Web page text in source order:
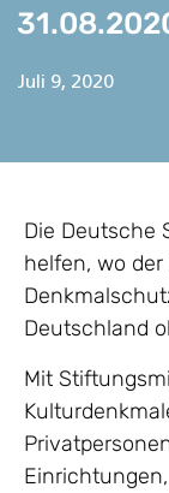
Juli 9, 2020
Die Deutsche
helfen, wo
Deutschland
Mit